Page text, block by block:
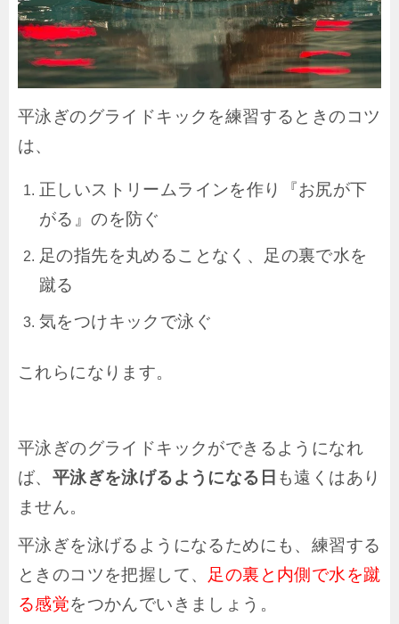
平泳ぎのグライドキックを練習するときのコツ
は、
正しいストリームラインを作り『お尻が下
がる』のを防ぐ
足の指先を丸めることなく、足の裏で水を
蹴る
気をつけキックで泳ぐ
これらになります。
平泳ぎのグライドキックができるようになれ
ば、 平泳ぎを泳げるようになる日 も遠くはあり
ません。
平泳ぎを泳げるようになるためにも、練習する
ときのコツを把握して、 足の裏と内側で水を蹴
る感覚をつかんでいきましょう。